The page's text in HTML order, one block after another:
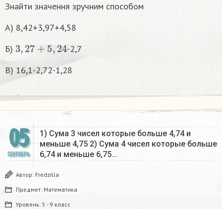
Знайти значення зручним способом
А) 8,42+3,97+4,58
Б)
3 27 24
-2,7
В) 16,1-2,72-1,28
05
СЕНТЯБРЬ
1) Сума 3 чисел которые больше 4,74 и
меньше 4,75 2) Сума 4 чисел которые больше
6,74 и меньше 6,75…
Автор: Fredzilla
Предмет: Математика
Уровень: 5 - 9 класс